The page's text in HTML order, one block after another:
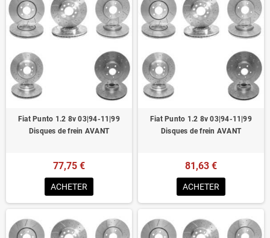
Fiat Punto 1.2 8v 03|94-11|99
Disques de frein AVANT
77,75 €
ACHETER
Fiat Punto 1.2 8v 03|94-11|99
Disques de frein AVANT
81,63 €
ACHETER